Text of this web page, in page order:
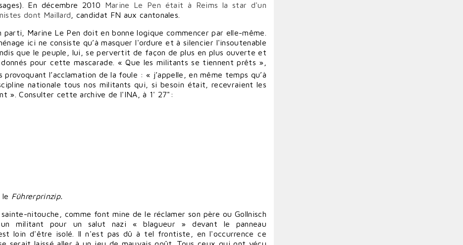
En décembre 2010 Marine Le Pen était à Reims la star d'un
dont Maillard , candidat FN aux cantonales.
Marine Le Pen doit en bonne logique commencer par elle-même.
ici ne consiste qu’à masquer l'ordure et à silencier l'insoutenable
que le peuple, lui, se pervertit de façon de plus en plus ouverte et
pour cette mascarade. « Que les militants se tiennent prêts »,
provoquant l’acclamation de la foule : « j’appelle, en même temps qu’à
nationale tous nos militants qui, si besoin était, recevraient les
». Consulter cette archive de l'INA, à 1' 27":
Führerprinzip.
nitouche, comme font mine de le réclamer son père ouGollnisch
un militant pour un salut nazi « blagueur » devant le panneau
loin d'être isolé. Il n'est pas dû à tel frontiste, en l'occurrence ce